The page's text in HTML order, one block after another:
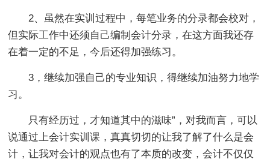
2、虽然在实训过程中，每笔业务的分录都会校对，
但实际工作中还须自己编制会计分录，在这方面我还存
在着一定的不足，今后还得加强练习。
3，继续加强自己的专业知识，得继续加油努力地学
习。
只有经历过，才知道其中的滋味”，对我而言，可以
说通过上会计实训课，真真切切的让我了解了什么是会
计，让我对会计的观点也有了本质的改变，会计不仅仅